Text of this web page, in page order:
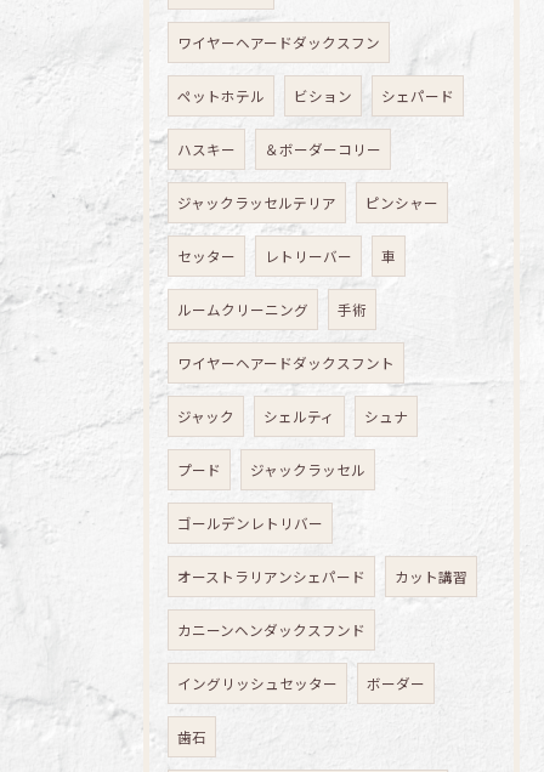
ワイヤーヘアードダックスフン
ペットホテル ビション シェパード
ハスキー ＆ボーダーコリー
ジャックラッセルテリア ピンシャー
セッター レトリーバー 車
ルームクリーニング 手術
ワイヤーヘアードダックスフント
ジャック シェルティ シュナ
プード ジャックラッセル
ゴールデンレトリバー
オーストラリアンシェパード カット講習
カニーンヘンダックスフンド
イングリッシュセッター ボーダー
歯石